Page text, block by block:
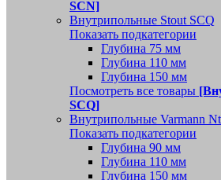
SCN]
Внутрипольные Stout SCQ
Показать подкатегории
Глубина 75 мм
Глубина 110 мм
Глубина 150 мм
Посмотреть все товары
SCQ]
Внутрипольные Varmann
Показать подкатегории
Глубина 90 мм
Глубина 110 мм
Глубина 150 мм